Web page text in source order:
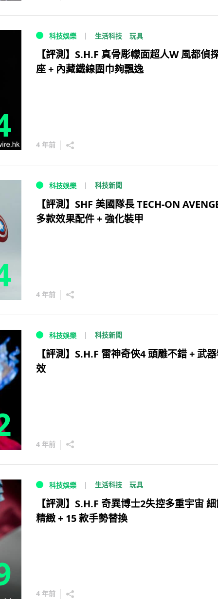
科技娛樂 生活科技 玩具
【評測】S.H.F 真骨彫幪面超人W 風都偵
座 + 內藏鐵線圍巾夠飄逸
4 年前
科技娛樂 科技新聞
【評測】SHF 美國隊長 TECH-ON
多款效果配件 + 強化裝甲
4 年前
科技娛樂 科技新聞
【評測】S.H.F 雷神奇俠4 頭雕不錯 + 武
效
4 年前
科技娛樂 生活科技 玩具
【評測】S.H.F 奇異博士2失控多重宇宙
精緻 + 15 款手勢替換
4 年前